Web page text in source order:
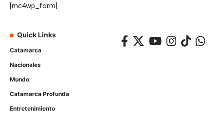
[mc4wp_form]
Quick Links
Catamarca
Nacionales
Mundo
Catamarca Profunda
Entretenimiento